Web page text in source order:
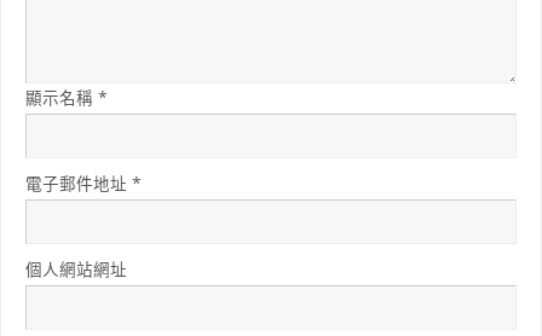
顯示名稱*
電子郵件地址*
個人網站網址